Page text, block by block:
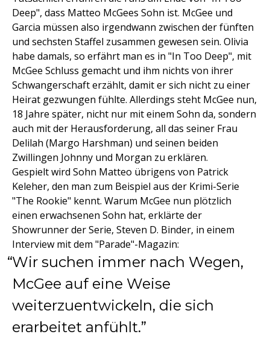
Deep", dass Matteo McGees Sohn ist. McGee und
Garcia müssen also irgendwann zwischen der fünften
und sechsten Staffel zusammen gewesen sein. Olivia
habe damals, so erfährt man es in "In Too Deep", mit
McGee Schluss gemacht und ihm nichts von ihrer
Schwangerschaft erzählt, damit er sich nicht zu einer
Heirat gezwungen fühlte. Allerdings steht McGee nun,
18 Jahre später, nicht nur mit einem Sohn da, sondern
auch mit der Herausforderung, all das seiner Frau
Delilah (Margo Harshman) und seinen beiden
Zwillingen Johnny und Morgan zu erklären.
Gespielt wird Sohn Matteo übrigens von Patrick
Keleher, den man zum Beispiel aus der Krimi-Serie
"The Rookie" kennt. Warum McGee nun plötzlich
einen erwachsenen Sohn hat, erklärte der
Showrunner der Serie, Steven D. Binder, in einem
Interview mit dem "Parade"-Magazin:
Wir suchen immer nach Wegen,
McGee auf eine Weise
weiterzuentwickeln, die sich
erarbeitet anfühlt.